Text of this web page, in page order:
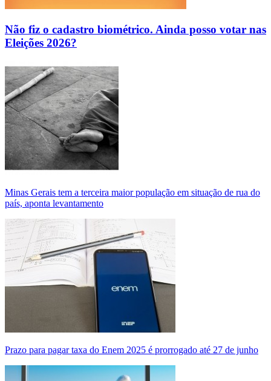
Não fiz o cadastro biométrico. Ainda posso votar nas
Eleições 2026?
Minas Gerais tem a terceira maior população em situação de rua do
país, aponta levantamento
Prazo para pagar taxa do Enem 2025 é prorrogado até 27 de junho